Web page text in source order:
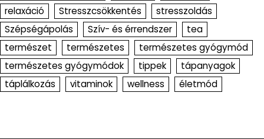
relaxáció
Stresszcsökkentés
stresszoldás
Szépségápolás
Szív- és érrendszer
tea
természet
természetes
természetes gyógymód
természetes gyógymódok
tippek
tápanyagok
táplálkozás
vitaminok wellness életmód